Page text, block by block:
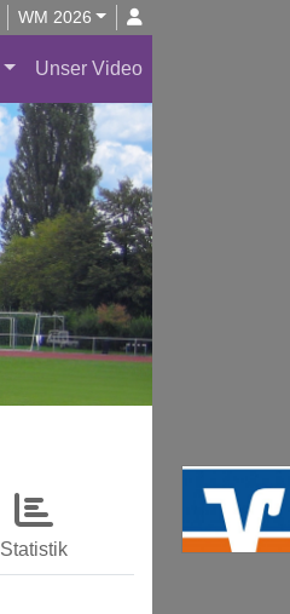
WM 2026
Unser Video
Statistik